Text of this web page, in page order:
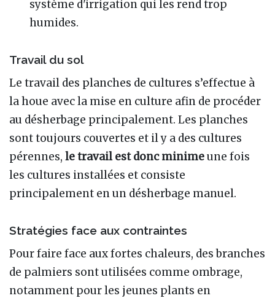
système d'irrigation qui les rend trop
humides.
Travail du sol
Le travail des planches de cultures s’effectue à
la houe avec la mise en culture afin de procéder
au désherbage principalement. Les planches
sont toujours couvertes et il y a des cultures
pérennes, le travail est donc minimeune fois
les cultures installées et consiste
principalement en un désherbage manuel.
Stratégies face aux contraintes
Pour faire face aux fortes chaleurs, des branches
de palmiers sont utilisées comme ombrage,
notamment pour les jeunes plants en